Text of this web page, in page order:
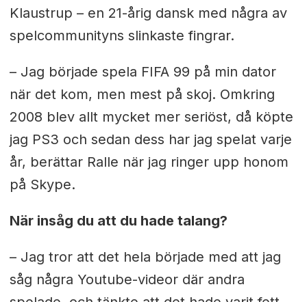
Klaustrup – en 21-årig dansk med några av
spelcommunityns slinkaste fingrar.
– Jag började spela FIFA 99 på min dator
när det kom, men mest på skoj. Omkring
2008 blev allt mycket mer seriöst, då köpte
jag PS3 och sedan dess har jag spelat varje
år, berättar Ralle när jag ringer upp honom
på Skype.
När insåg du att du hade talang?
– Jag tror att det hela började med att jag
såg några Youtube-videor där andra